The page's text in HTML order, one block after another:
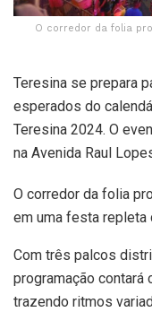
O corredor da folia
Teresina se prepara
esperados do
Teresina 2024. O
na Avenida Raul
O corredor da folia
em uma festa repleta
Com três palcos
programação
trazendo ritmos